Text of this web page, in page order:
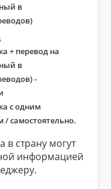
в
+ перевод на
в
-
с одним
/ самостоятельно.
в страну могут
информацией